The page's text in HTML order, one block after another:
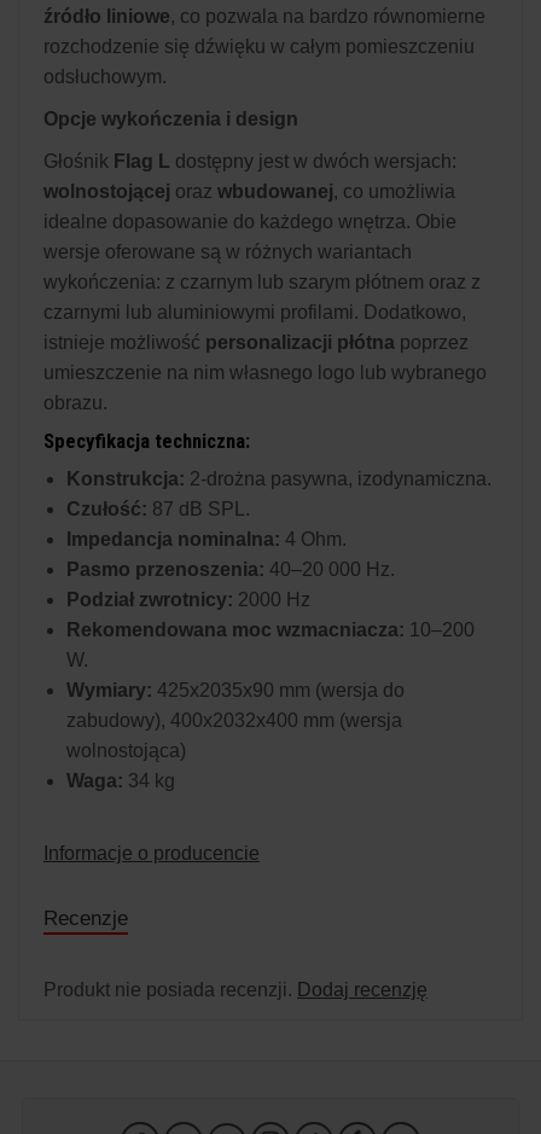
źródło liniowe, co pozwala na bardzo równomierne
rozchodzenie się dźwięku w całym pomieszczeniu
odsłuchowym.
Opcje wykończenia i design
Głośnik Flag L dostępny jest w dwóch wersjach:
wolnostojącej oraz wbudowanej, co umożliwia
idealne dopasowanie do każdego wnętrza. Obie
wersje oferowane są w różnych wariantach
wykończenia: z czarnym lub szarym płótnem oraz z
czarnymi lub aluminiowymi profilami. Dodatkowo,
istnieje możliwość personalizacji płótna poprzez
umieszczenie na nim własnego logo lub wybranego
obrazu.
Specyfikacja techniczna:
Konstrukcja: 2-drożna pasywna, izodynamiczna.
Czułość: 87 dB SPL.
Impedancja nominalna: 4 Ohm.
Pasmo przenoszenia: 40–20 000 Hz.
Podział zwrotnicy: 2000 Hz
Rekomendowana moc wzmacniacza: 10–200
W.
Wymiary: 425x2035x90 mm (wersja do
zabudowy), 400x2032x400 mm (wersja
wolnostojąca)
Waga: 34 kg
Informacje o producencie
Recenzje
Produkt nie posiada recenzji. Dodaj recenzję